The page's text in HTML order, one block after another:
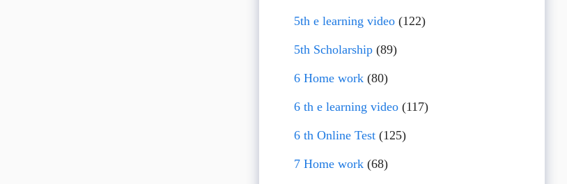
5th e learning video(122)
5th Scholarship(89)
6 Home work(80)
6 th e learning video(117)
6 th Online Test(125)
7 Home work(68)